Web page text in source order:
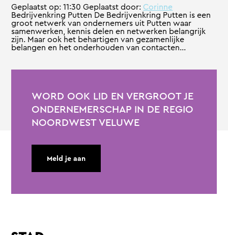
Geplaatst op:11:30Geplaatst door: Corinne
Bedrijvenkring Putten De Bedrijvenkring Putten is een
groot netwerk van ondernemers uit Putten waar
samenwerken, kennis delen en netwerken belangrijk
zijn. Maar ook het behartigen van gezamenlijke
belangen en het onderhouden van contacten...
WORD OOK LID EN VERGROOT JE
ONDERNEMERSCHAP IN DE REGIO
NOORDWEST VELUWE
Meld je aan